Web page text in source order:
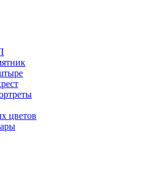
цветов